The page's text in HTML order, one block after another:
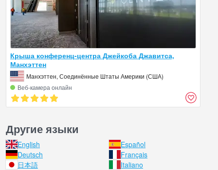
Крыша конференц-центра Джейкоба Джавитса,
Манхэттен
Манхэттен, Соединённые Штаты Америки (США)
Веб‑камера онлайн
Другие языки
English
Español
Deutsch
Français
日本語
Italiano